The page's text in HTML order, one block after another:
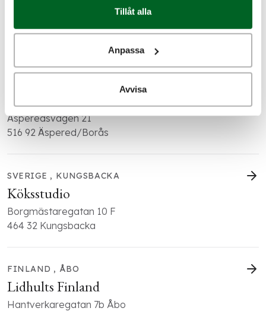
Tillåt alla
Anpassa
Avvisa
Hanefred Köksdesign
Bygatan 3
Äsperedsvägen 21
516 92 Äspered/Borås
SVERIGE , KUNGSBACKA
Köksstudio
Borgmästaregatan 10 F
464 32 Kungsbacka
FINLAND , ÅBO
Lidhults Finland
Hantverkaregatan 7b Åbo